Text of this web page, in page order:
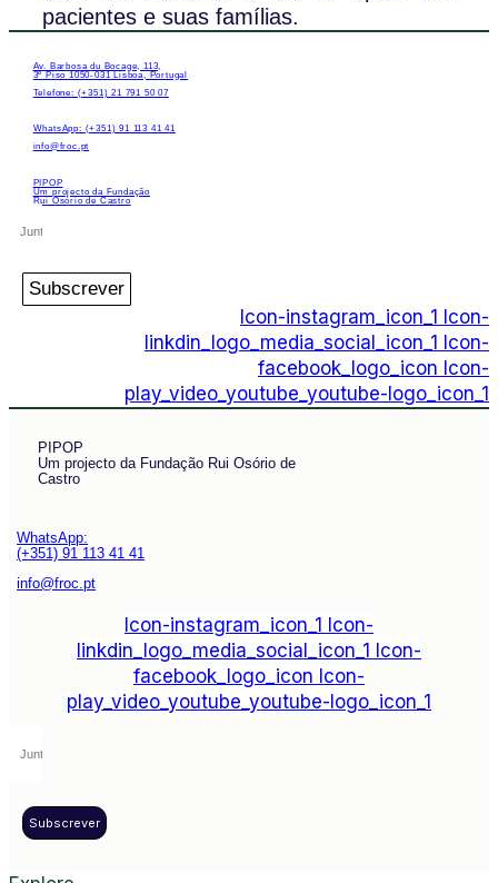
pacientes e suas famílias.
Av. Barbosa du Bocage, 113,
3º Piso 1050-031 Lisboa, Portugal
Telefone: (+351) 21 791 50 07
WhatsApp: (+351) 91 113 41 41
info@froc.pt
PIPOP
Um projecto da Fundação
Rui Osório de Castro
Subscrever
Icon-instagram_icon_1
Icon-
linkdin_logo_media_social_icon_1
Icon-
facebook_logo_icon Icon-
play_video_youtube_youtube-logo_icon_1
PIPOP
Um projecto da Fundação Rui Osório de
Castro
WhatsApp:
(+351) 91 113 41 41
info@froc.pt
Icon-instagram_icon_1
Icon-
linkdin_logo_media_social_icon_1
Icon-
facebook_logo_icon Icon-
play_video_youtube_youtube-logo_icon_1
Subscrever